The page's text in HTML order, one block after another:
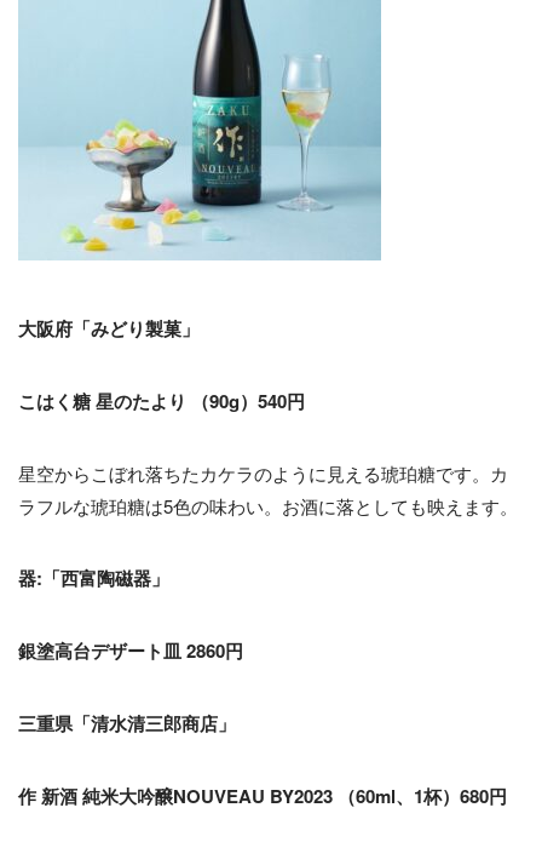
大阪府「みどり製菓」
こはく糖 星のたより （90g）540円
星空からこぼれ落ちたカケラのように見える琥珀糖です。カ
ラフルな琥珀糖は5色の味わい。お酒に落としても映えます。
器:「西富陶磁器」
銀塗高台デザート皿 2860円
三重県「清水清三郎商店」
作 新酒 純米大吟醸NOUVEAU BY2023 （60ml、1杯）680円